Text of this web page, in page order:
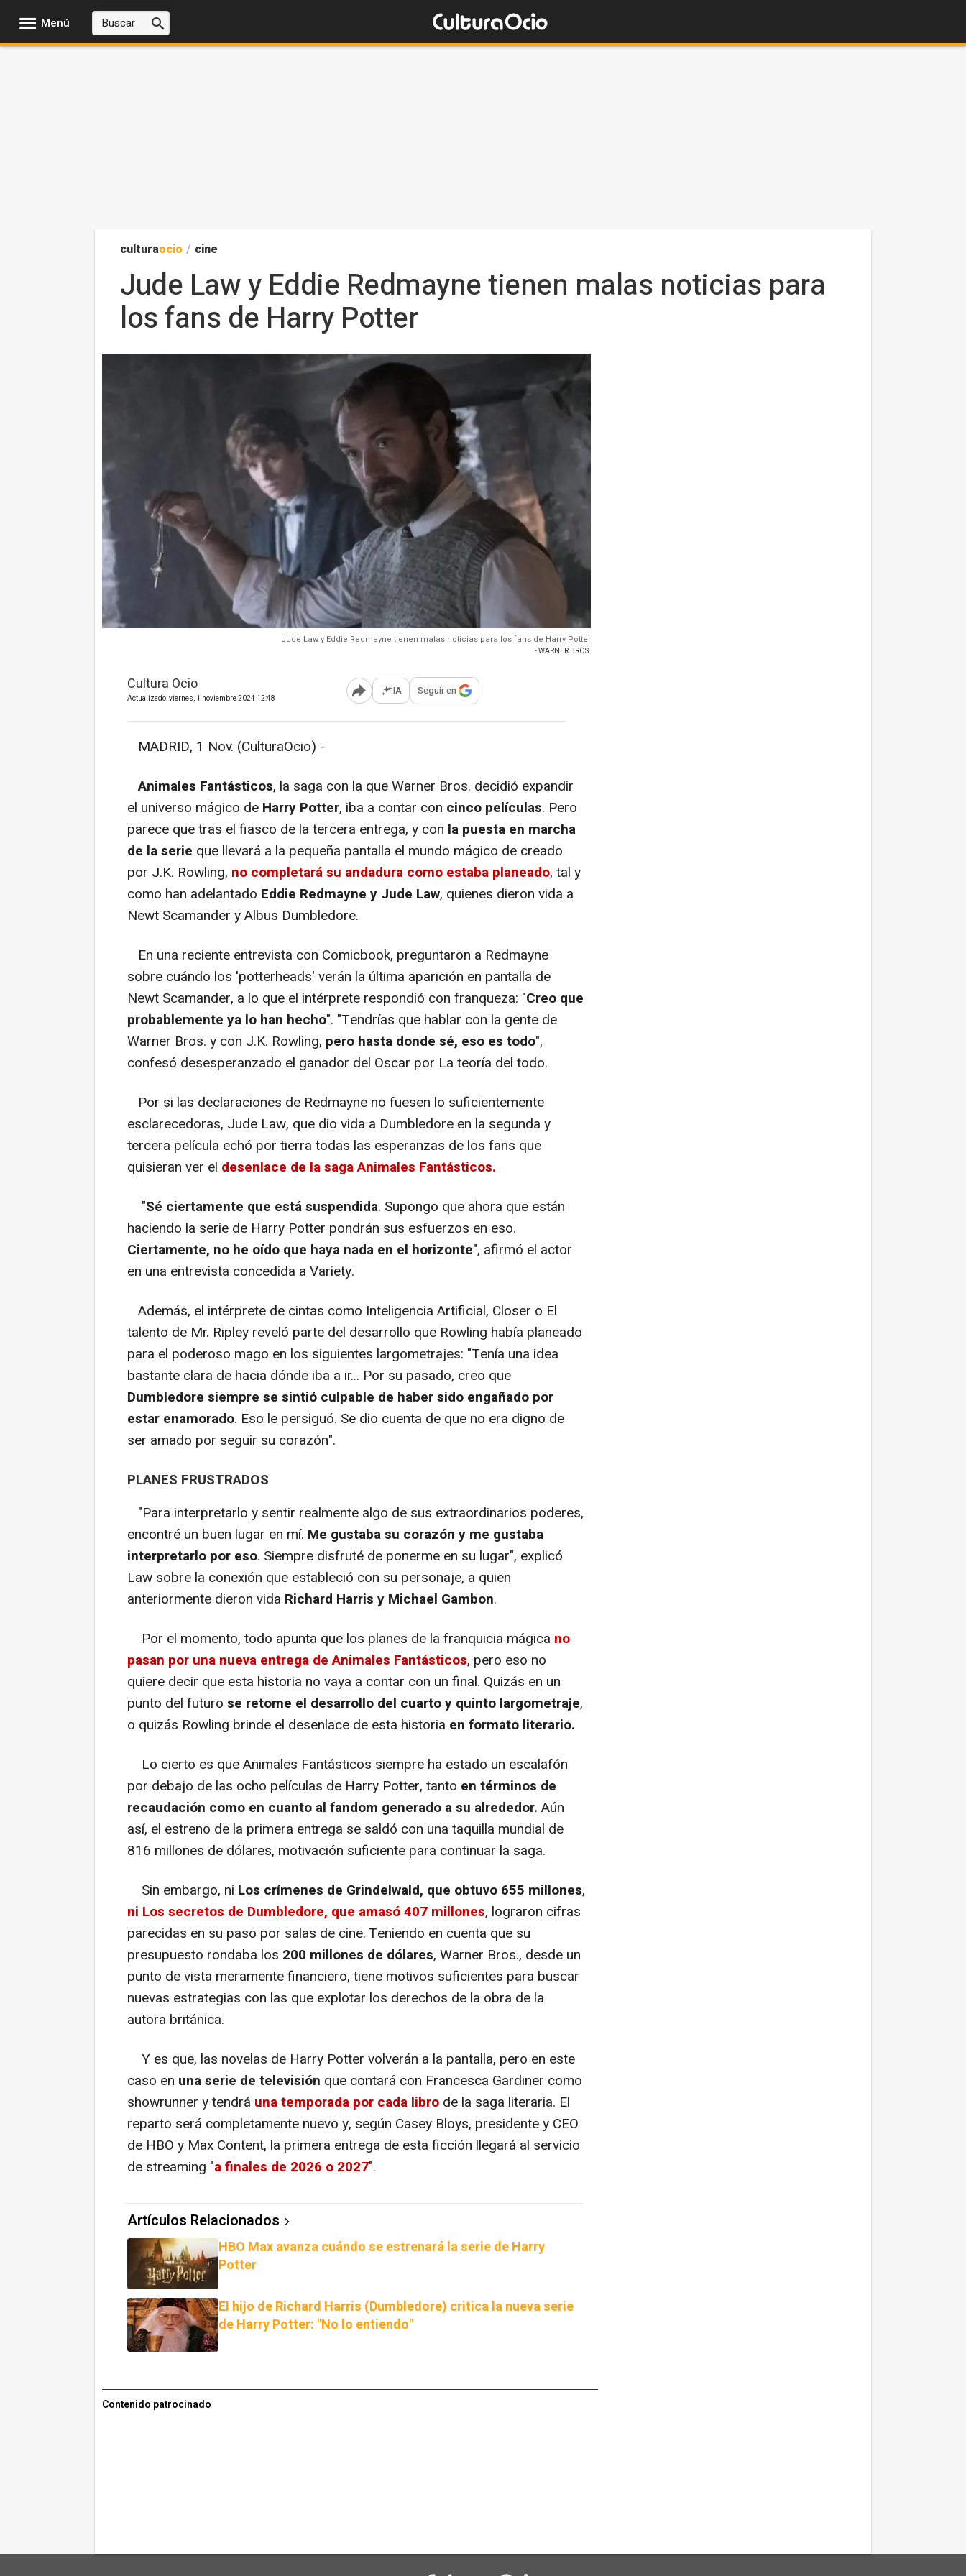
Menú
culturaocio / cine
Jude Law y Eddie Redmayne tienen malas noticias para
los fans de Harry Potter
Jude Law y Eddie Redmayne tienen malas noticias para los fans de Harry Potter
- WARNER BROS.
Cultura Ocio
Actualizado: viernes, 1 noviembre 2024 12:48 Abrir opciones para compartir
IA Seguir en
MADRID, 1 Nov. (CulturaOcio) -
Animales Fantásticos, la saga con la que Warner Bros. decidió expandir
el universo mágico de Harry Potter, iba a contar con cinco películas. Pero
parece que tras el fiasco de la tercera entrega, y con la puesta en marcha
de la serie que llevará a la pequeña pantalla el mundo mágico de creado
por J.K. Rowling, no completará su andadura como estaba planeado, tal y
como han adelantado Eddie Redmayne y Jude Law, quienes dieron vida a
Newt Scamander y Albus Dumbledore.
En una reciente entrevista con Comicbook, preguntaron a Redmayne
sobre cuándo los 'potterheads' verán la última aparición en pantalla de
Newt Scamander, a lo que el intérprete respondió con franqueza: "Creo que
probablemente ya lo han hecho". "Tendrías que hablar con la gente de
Warner Bros. y con J.K. Rowling, pero hasta donde sé, eso es todo",
confesó desesperanzado el ganador del Oscar por La teoría del todo.
Por si las declaraciones de Redmayne no fuesen lo suficientemente
esclarecedoras, Jude Law, que dio vida a Dumbledore en la segunda y
tercera película echó por tierra todas las esperanzas de los fans que
quisieran ver el desenlace de la saga Animales Fantásticos.
"Sé ciertamente que está suspendida. Supongo que ahora que están
haciendo la serie de Harry Potter pondrán sus esfuerzos en eso.
Ciertamente, no he oído que haya nada en el horizonte", afirmó el actor
en una entrevista concedida a Variety.
Además, el intérprete de cintas como Inteligencia Artificial, Closer o El
talento de Mr. Ripley reveló parte del desarrollo que Rowling había planeado
para el poderoso mago en los siguientes largometrajes: "Tenía una idea
bastante clara de hacia dónde iba a ir... Por su pasado, creo que
Dumbledore siempre se sintió culpable de haber sido engañado por
estar enamorado. Eso le persiguó. Se dio cuenta de que no era digno de
ser amado por seguir su corazón".
PLANES FRUSTRADOS
"Para interpretarlo y sentir realmente algo de sus extraordinarios poderes,
encontré un buen lugar en mí. Me gustaba su corazón y me gustaba
interpretarlo por eso. Siempre disfruté de ponerme en su lugar", explicó
Law sobre la conexión que estableció con su personaje, a quien
anteriormente dieron vida Richard Harris y Michael Gambon.
Por el momento, todo apunta que los planes de la franquicia mágica no
pasan por una nueva entrega de Animales Fantásticos, pero eso no
quiere decir que esta historia no vaya a contar con un final. Quizás en un
punto del futuro se retome el desarrollo del cuarto y quinto largometraje,
o quizás Rowling brinde el desenlace de esta historia en formato literario.
Lo cierto es que Animales Fantásticos siempre ha estado un escalafón
por debajo de las ocho películas de Harry Potter, tanto en términos de
recaudación como en cuanto al fandom generado a su alrededor. Aún
así, el estreno de la primera entrega se saldó con una taquilla mundial de
816 millones de dólares, motivación suficiente para continuar la saga.
Sin embargo, ni Los crímenes de Grindelwald, que obtuvo 655 millones,
ni Los secretos de Dumbledore, que amasó 407 millones, lograron cifras
parecidas en su paso por salas de cine. Teniendo en cuenta que su
presupuesto rondaba los 200 millones de dólares, Warner Bros., desde un
punto de vista meramente financiero, tiene motivos suficientes para buscar
nuevas estrategias con las que explotar los derechos de la obra de la
autora británica.
Y es que, las novelas de Harry Potter volverán a la pantalla, pero en este
caso en una serie de televisión que contará con Francesca Gardiner como
showrunner y tendrá una temporada por cada libro de la saga literaria. El
reparto será completamente nuevo y, según Casey Bloys, presidente y CEO
de HBO y Max Content, la primera entrega de esta ficción llegará al servicio
de streaming "a finales de 2026 o 2027".
Artículos Relacionados
HBO Max avanza cuándo se estrenará la serie de Harry
Potter
El hijo de Richard Harris (Dumbledore) critica la nueva serie
de Harry Potter: "No lo entiendo"
Contenido patrocinado